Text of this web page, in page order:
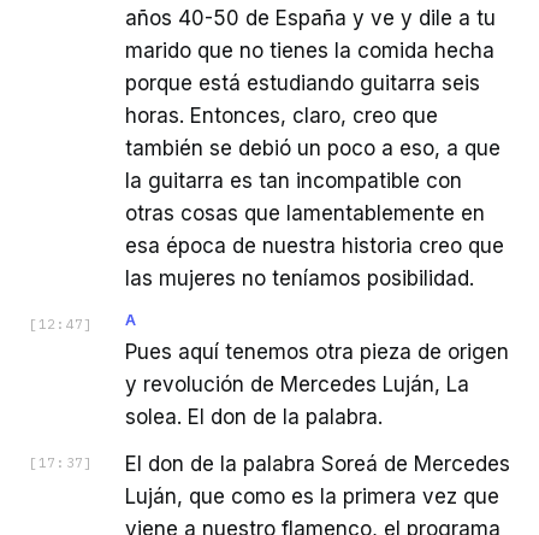
años 40-50 de España y ve y dile a tu
marido que no tienes la comida hecha
porque está estudiando guitarra seis
horas. Entonces, claro, creo que
también se debió un poco a eso, a que
la guitarra es tan incompatible con
otras cosas que lamentablemente en
esa época de nuestra historia creo que
las mujeres no teníamos posibilidad.
[ 12:47 ] A
Pues aquí tenemos otra pieza de origen
y revolución de Mercedes Luján, La
solea. El don de la palabra.
[ 17:37 ]
El don de la palabra Soreá de Mercedes
Luján, que como es la primera vez que
viene a nuestro flamenco, el programa